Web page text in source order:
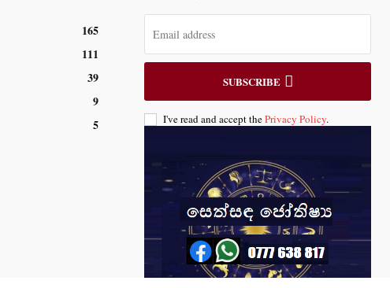
165
111
39
9
5
SUBSCRIBE
I've read and accept thePrivacy Policy.